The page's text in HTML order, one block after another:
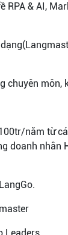
& AI,
chuyên môn,
năm từ
doanh nhân